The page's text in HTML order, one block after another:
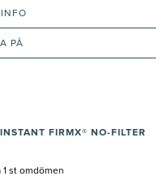
PÅ
FIRMX® NO-FILTER
1 st omdömen